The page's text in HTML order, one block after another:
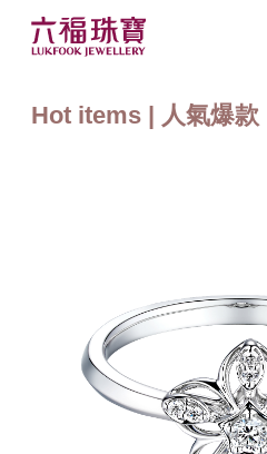
Hot items | 人氣爆款